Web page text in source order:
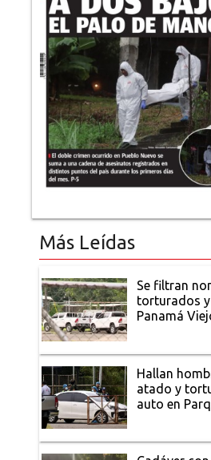
Más Leídas
Se filtran
torturados y
Panamá
Hallan
atado y
auto en